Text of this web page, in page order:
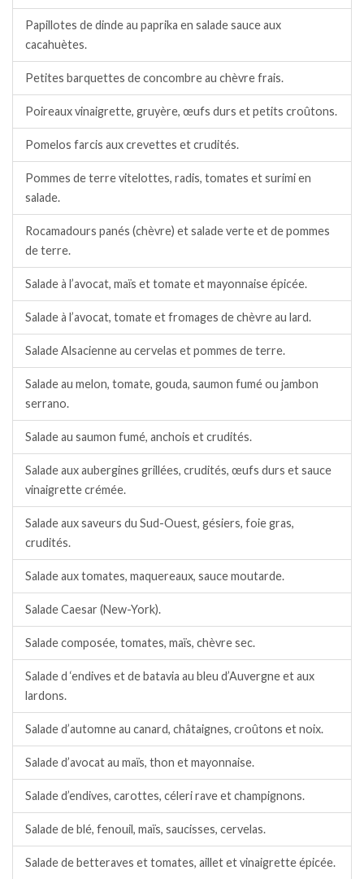
Papillotes de dinde au paprika en salade sauce aux
cacahuètes.
Petites barquettes de concombre au chèvre frais.
Poireaux vinaigrette, gruyère, œufs durs et petits croûtons.
Pomelos farcis aux crevettes et crudités.
Pommes de terre vitelottes, radis, tomates et surimi en
salade.
Rocamadours panés (chèvre) et salade verte et de pommes
de terre.
Salade à l’avocat, maïs et tomate et mayonnaise épicée.
Salade à l’avocat, tomate et fromages de chèvre au lard.
Salade Alsacienne au cervelas et pommes de terre.
Salade au melon, tomate, gouda, saumon fumé ou jambon
serrano.
Salade au saumon fumé, anchois et crudités.
Salade aux aubergines grillées, crudités, œufs durs et sauce
vinaigrette crémée.
Salade aux saveurs du Sud-Ouest, gésiers, foie gras,
crudités.
Salade aux tomates, maquereaux, sauce moutarde.
Salade Caesar (New-York).
Salade composée, tomates, maïs, chèvre sec.
Salade d ‘endives et de batavia au bleu d’Auvergne et aux
lardons.
Salade d’automne au canard, châtaignes, croûtons et noix.
Salade d’avocat au maïs, thon et mayonnaise.
Salade d’endives, carottes, céleri rave et champignons.
Salade de blé, fenouil, maïs, saucisses, cervelas.
Salade de betteraves et tomates, aillet et vinaigrette épicée.